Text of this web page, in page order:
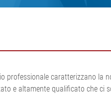
professionale caratterizzano la
e altamente qualificato che ci